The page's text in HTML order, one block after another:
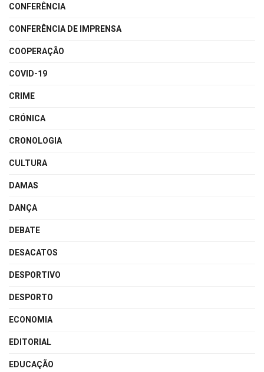
CONFERÊNCIA
CONFERÊNCIA DE IMPRENSA
COOPERAÇÃO
COVID-19
CRIME
CRÓNICA
CRONOLOGIA
CULTURA
DAMAS
DANÇA
DEBATE
DESACATOS
DESPORTIVO
DESPORTO
ECONOMIA
EDITORIAL
EDUCAÇÃO